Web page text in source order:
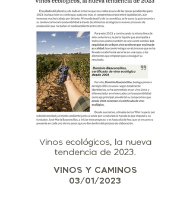
Vinos ecológicos, la nueva
tendencia de 2023.
VINOS Y CAMINOS
03/01/2023